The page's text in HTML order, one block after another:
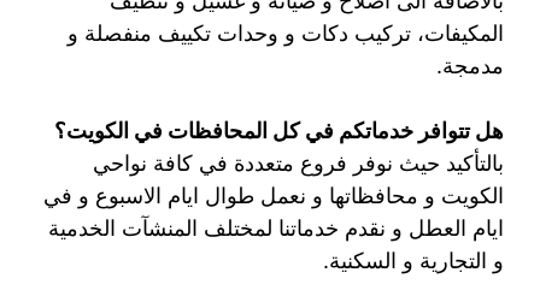
المكيفات، تركيب دكات و وحدات تكييف منفصلة و
مدمجة.
هل تتوافر خدماتكم في كل المحافظات في الكويت؟
بالتأكيد حيث نوفر فروع متعددة في كافة نواحي
الكويت و محافظاتها و نعمل طوال ايام الاسبوع و في
ايام العطل و نقدم خدماتنا لمختلف المنشآت الخدمية
و التجارية و السكنية.